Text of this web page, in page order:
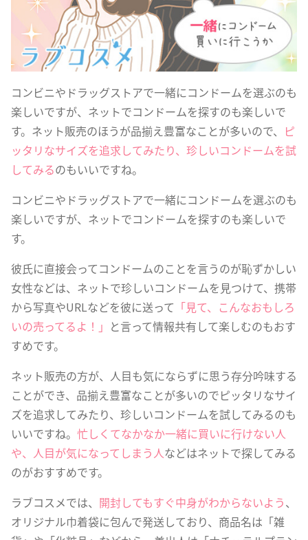
コンビニやドラッグストアで一緒にコンドームを選ぶのも
楽しいですが、ネットでコンドームを探すのも楽しいで
す。ネット販売のほうが品揃え豊富なことが多いので、 ピ
ッタリなサイズを追求してみたり、珍しいコンドームを試
してみるのもいいですね。
コンビニやドラッグストアで一緒にコンドームを選ぶのも
楽しいですが、ネットでコンドームを探すのも楽しいで
す。
彼氏に直接会ってコンドームのことを言うのが恥ずかしい
女性などは、ネットで珍しいコンドームを見つけて、携帯
から写真やURLなどを彼に送って 「見て、こんなおもしろ
いの売ってるよ！」 と言って情報共有して楽しむのもおす
すめです。
ネット販売の方が、人目も気にならずに思う存分吟味する
ことができ、品揃え豊富なことが多いのでピッタリなサイ
ズを追求してみたり、珍しいコンドームを試してみるのも
いいですね。 忙しくてなかなか一緒に買いに行けない人
や、人目が気になってしまう人などはネットで探してみる
のがおすすめです。
ラブコスメでは、 開封してもすぐ中身がわからないよう、
オリジナル巾着袋に包んで発送しており、商品名は「雑